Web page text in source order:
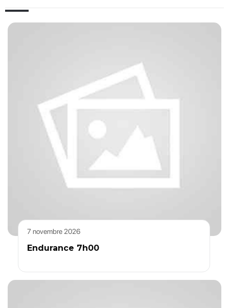
7 novembre 2026
Endurance 7h00